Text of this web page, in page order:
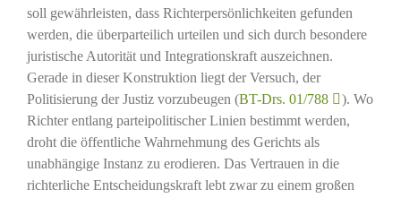
soll gewährleisten, dass Richterpersönlichkeiten gefunden
werden, die überparteilich urteilen und sich durch besondere
juristische Autorität und Integrationskraft auszeichnen.
Gerade in dieser Konstruktion liegt der Versuch, der
Politisierung der Justiz vorzubeugen (BT-Drs. 01/788
). Wo
Richter entlang parteipolitischer Linien bestimmt werden,
droht die öffentliche Wahrnehmung des Gerichts als
unabhängige Instanz zu erodieren. Das Vertrauen in die
richterliche Entscheidungskraft lebt zwar zu einem großen